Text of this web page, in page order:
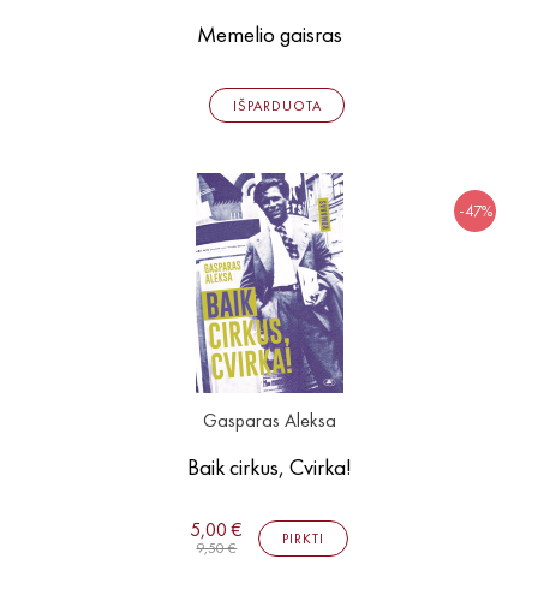
Memelio gaisras
IŠPARDUOTA
-47%
Gasparas Aleksa
Baik cirkus, Cvirka!
5,00 €
9,50 €
PIRKTI